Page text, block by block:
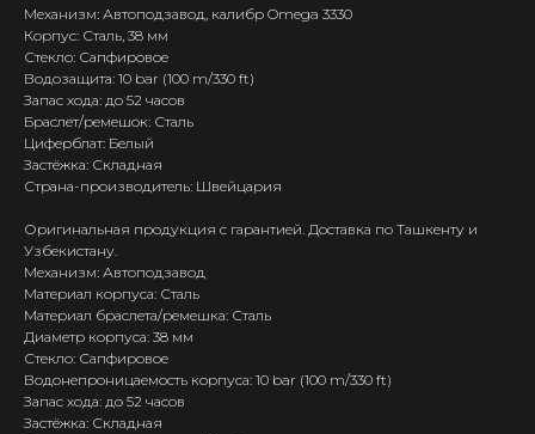
Механизм: Автоподзавод, калибр Omega 3330
Корпус: Сталь, 38 мм
Стекло: Сапфировое
Водозащита: 10 bar (100 m/330 ft)
Запас хода: до 52 часов
Браслет/ремешок: Сталь
Циферблат: Белый
Застёжка: Складная
Страна-производитель: Швейцария
Оригинальная продукция с гарантией. Доставка по Ташкенту и
Узбекистану.
Механизм: Автоподзавод
Материал корпуса: Сталь
Материал браслета/ремешка: Сталь
Диаметр корпуса: 38 мм
Стекло: Сапфировое
Водонепроницаемость корпуса: 10 bar (100 m/330 ft)
Запас хода: до 52 часов
Застёжка: Складная